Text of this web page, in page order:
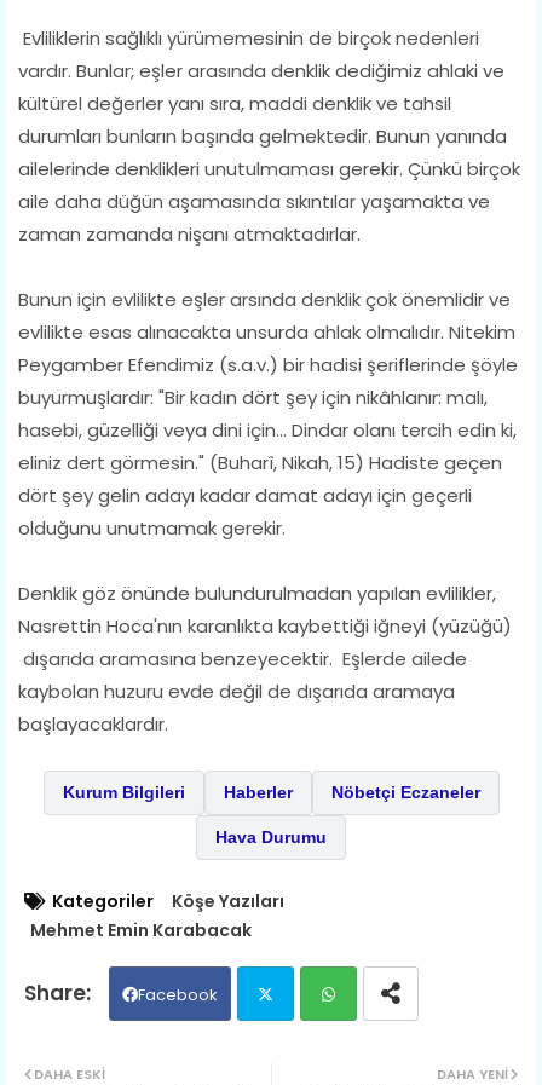
Evliliklerin sağlıklı yürümemesinin de birçok nedenleri
vardır. Bunlar; eşler arasında denklik dediğimiz ahlaki ve
kültürel değerler yanı sıra, maddi denklik ve tahsil
durumları bunların başında gelmektedir. Bunun yanında
ailelerinde denklikleri unutulmaması gerekir. Çünkü birçok
aile daha düğün aşamasında sıkıntılar yaşamakta ve
zaman zamanda nişanı atmaktadırlar.
Bunun için evlilikte eşler arsında denklik çok önemlidir ve
evlilikte esas alınacakta unsurda ahlak olmalıdır. Nitekim
Peygamber Efendimiz (s.a.v.) bir hadisi şeriflerinde şöyle
buyurmuşlardır: "Bir kadın dört şey için nikâhlanır: malı,
hasebi, güzelliği veya dini için... Dindar olanı tercih edin ki,
eliniz dert görmesin." (Buharî, Nikah, 15) Hadiste geçen
dört şey gelin adayı kadar damat adayı için geçerli
olduğunu unutmamak gerekir.
Denklik göz önünde bulundurulmadan yapılan evlilikler,
Nasrettin Hoca'nın karanlıkta kaybettiği iğneyi (yüzüğü)
dışarıda aramasına benzeyecektir. Eşlerde ailede
kaybolan huzuru evde değil de dışarıda aramaya
başlayacaklardır.
Kurum Bilgileri Haberler Nöbetçi Eczaneler
Hava Durumu
Kategoriler
Köşe Yazıları
Mehmet Emin Karabacak
Facebook
DAHA YENI
DAHA ESKI